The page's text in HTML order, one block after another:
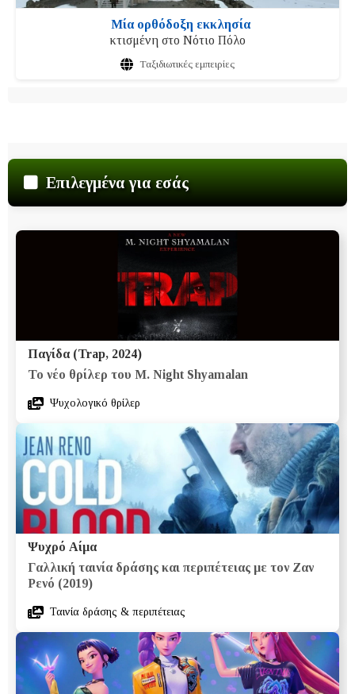
Μία ορθόδοξη εκκλησία
κτισμένη στο Νότιο Πόλο
Ταξιδιωτικές εμπειρίες
Επιλεγμένα για εσάς
Παγίδα (Trap, 2024)
Το νέο θρίλερ του M. Night Shyamalan
Ψυχολογικό θρίλερ
Ψυχρό Αίμα
Γαλλική ταινία δράσης και περιπέτειας με τον Ζαν
Ρενό (2019)
Ταινία δράσης & περιπέτειας